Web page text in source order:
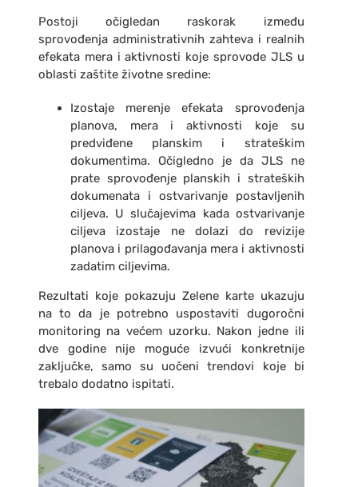
Postoji očigledan raskorak između
sprovođenja administrativnih zahteva i realnih
efekata mera i aktivnosti koje sprovode JLS u
oblasti zaštite životne sredine:
Izostaje merenje efekata sprovođenja
planova, mera i aktivnosti koje su
predviđene planskim i strateškim
dokumentima. Očigledno je da JLS ne
prate sprovođenje planskih i strateških
dokumenata i ostvarivanje postavljenih
ciljeva. U slučajevima kada ostvarivanje
ciljeva izostaje ne dolazi do revizije
planova i prilagođavanja mera i aktivnosti
zadatim ciljevima.
Rezultati koje pokazuju Zelene karte ukazuju
na to da je potrebno uspostaviti dugoročni
monitoring na većem uzorku. Nakon jedne ili
dve godine nije moguće izvući konkretnije
zaključke, samo su uočeni trendovi koje bi
trebalo dodatno ispitati.